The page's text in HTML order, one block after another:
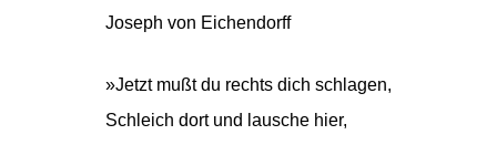
Joseph von Eichendorff
»Jetzt mußt du rechts dich schlagen,
Schleich dort und lausche hier,